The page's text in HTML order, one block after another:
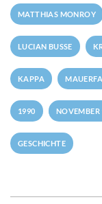
MATTHIAS MONROY
LUCIAN BUSSE
KAPPA
1990 NOVEMBER
GESCHICHTE